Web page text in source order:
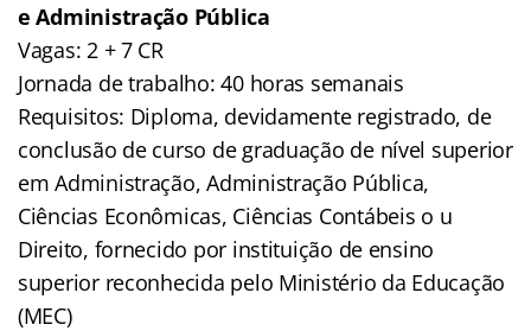
e Administração Pública
Vagas: 2 + 7 CR
Jornada de trabalho: 40 horas semanais
Requisitos: Diploma, devidamente registrado, de
conclusão de curso de graduação de nível superior
em Administração, Administração Pública,
Ciências Econômicas, Ciências Contábeis o u
Direito, fornecido por instituição de ensino
superior reconhecida pelo Ministério da Educação
(MEC)